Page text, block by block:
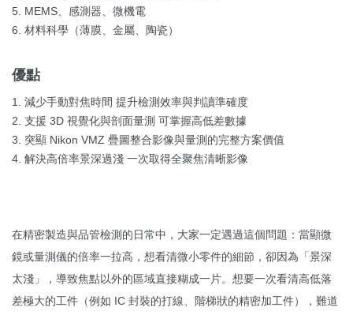
5. MEMS、感測器、微機電
6. 材料科學（薄膜、金屬、陶瓷）
優點
1. 減少手動對焦時間 提升檢測效率與判讀準確度
2. 支援 3D 視覺化與剖面量測 可掌握高低差數據
3. 突顯 Nikon VMZ 疊圖整合影像與量測的完整方案價值
4. 解決高倍率景深過淺 一次取得全聚焦清晰影像
在精密製造與品管檢測的日常中，大家一定遇過這個問題：當顯微
鏡或量測儀的倍率一拉高，想看清微小零件的細節，卻因為「景深
太淺」，導致焦點以外的區域直接糊成一片。想要一次看清高低落
差極大的工件（例如 IC 封裝的打線、階梯狀的精密加工件），難道